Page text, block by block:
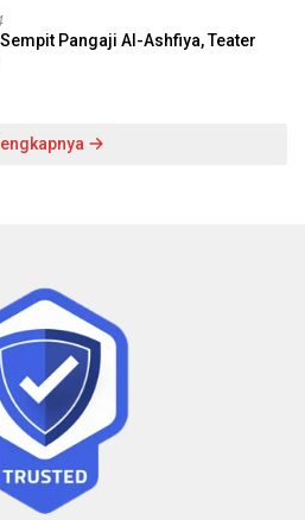
Sempit Pangaji Al-Ashfiya, Teater